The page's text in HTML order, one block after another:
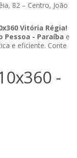
82 – Centro, João
Vitória Régia!
Pessoa - Paraíba e
e eficiente. Conte
-